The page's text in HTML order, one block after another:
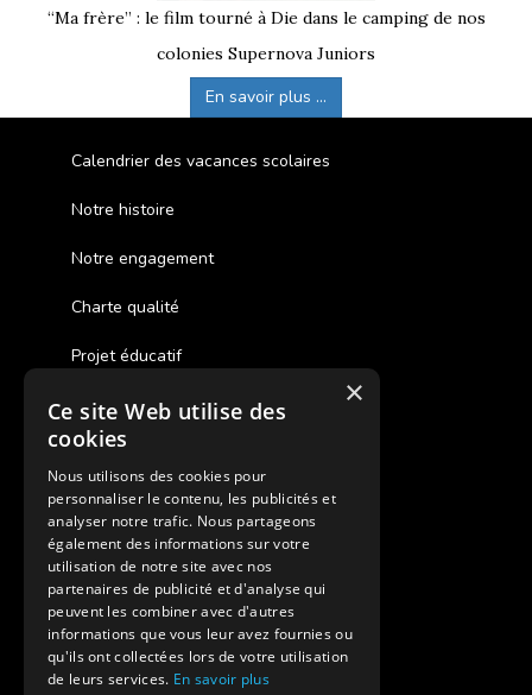
“Ma frère” : le film tourné à Die dans le camping de nos
colonies Supernova Juniors
En savoir plus ...
Calendrier des vacances scolaires
Notre histoire
Notre engagement
Charte qualité
Projet éducatif
Des colonies de vacances inclusives
Assurances annulations
Aides financières pour partir en colonie
Charte de confidentialité
Vacances Adaptées Adulte Supernova
×
Ce site Web utilise des
cookies
Nous utilisons des cookies pour
personnaliser le contenu, les publicités et
analyser notre trafic. Nous partageons
également des informations sur votre
utilisation de notre site avec nos
partenaires de publicité et d'analyse qui
peuvent les combiner avec d'autres
informations que vous leur avez fournies ou
qu'ils ont collectées lors de votre utilisation
de leurs services. En savoir plus